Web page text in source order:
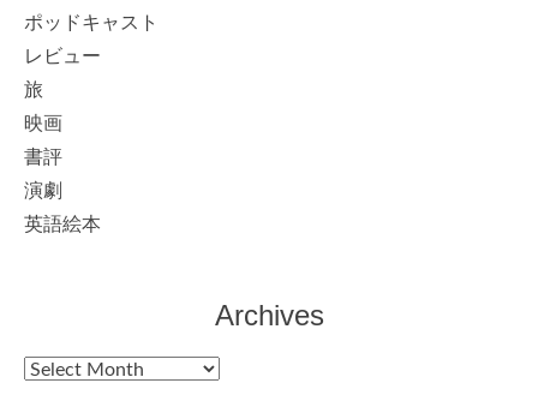
ポッドキャスト
レビュー
旅
映画
書評
演劇
英語絵本
Archives
Archives